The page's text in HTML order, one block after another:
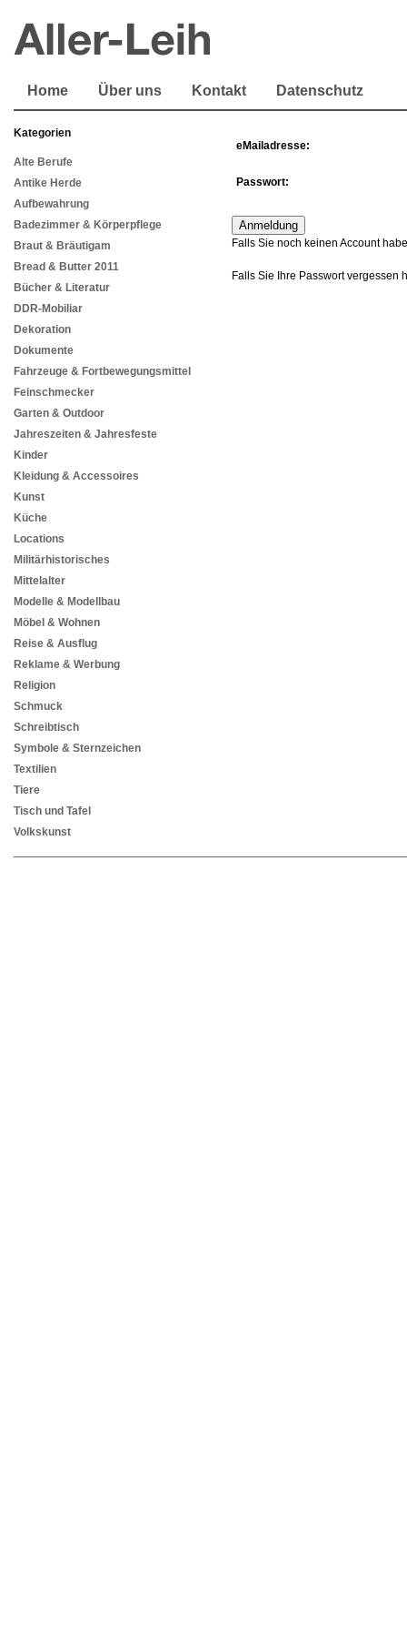
Home Über uns Kontakt Datenschutz
Kategorien
Alte Berufe
Antike Herde
Aufbewahrung
Badezimmer & Körperpflege
Braut & Bräutigam
Bread & Butter 2011
Bücher & Literatur
DDR-Mobiliar
Dekoration
Dokumente
Fahrzeuge & Fortbewegungsmittel
Feinschmecker
Garten & Outdoor
Jahreszeiten & Jahresfeste
Kinder
Kleidung & Accessoires
Kunst
Küche
Locations
Militärhistorisches
Mittelalter
Modelle & Modellbau
Möbel & Wohnen
Reise & Ausflug
Reklame & Werbung
Religion
Schmuck
Schreibtisch
Symbole & Sternzeichen
Textilien
Tiere
Tisch und Tafel
Volkskunst
eMailadresse:
Passwort:
Falls Sie noch keinen Account
Falls Sie Ihre Passwort vergessen